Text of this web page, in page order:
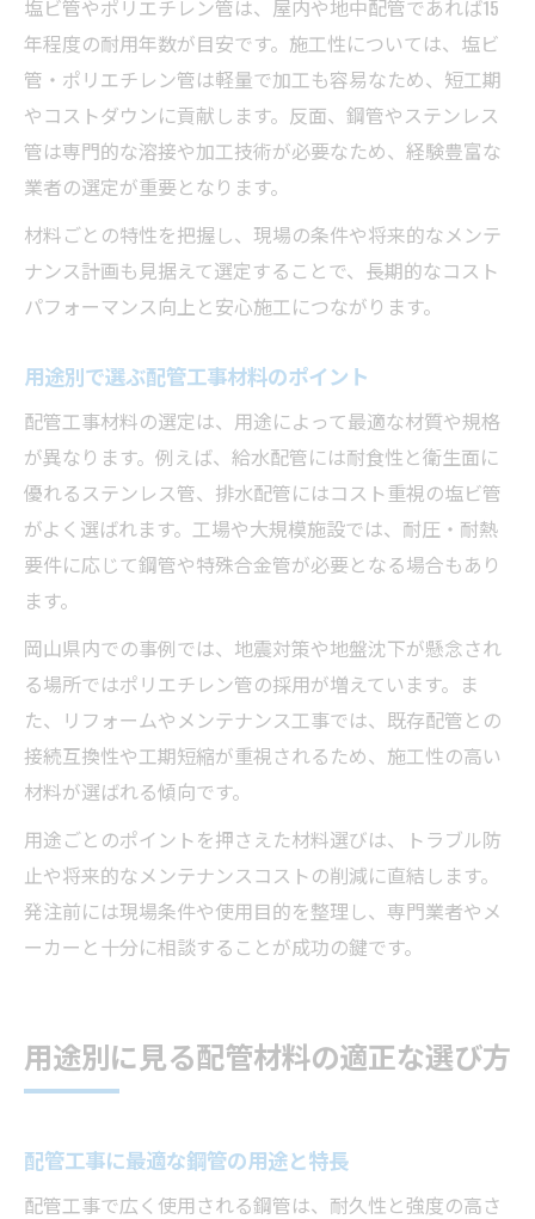
塩ビ管やポリエチレン管は、屋内や地中配管であれば15
年程度の耐用年数が目安です。施工性については、塩ビ
管・ポリエチレン管は軽量で加工も容易なため、短工期
やコストダウンに貢献します。反面、鋼管やステンレス
管は専門的な溶接や加工技術が必要なため、経験豊富な
業者の選定が重要となります。
材料ごとの特性を把握し、現場の条件や将来的なメンテ
ナンス計画も見据えて選定することで、長期的なコスト
パフォーマンス向上と安心施工につながります。
用途別で選ぶ配管工事材料のポイント
配管工事材料の選定は、用途によって最適な材質や規格
が異なります。例えば、給水配管には耐食性と衛生面に
優れるステンレス管、排水配管にはコスト重視の塩ビ管
がよく選ばれます。工場や大規模施設では、耐圧・耐熱
要件に応じて鋼管や特殊合金管が必要となる場合もあり
ます。
岡山県内での事例では、地震対策や地盤沈下が懸念され
る場所ではポリエチレン管の採用が増えています。ま
た、リフォームやメンテナンス工事では、既存配管との
接続互換性や工期短縮が重視されるため、施工性の高い
材料が選ばれる傾向です。
用途ごとのポイントを押さえた材料選びは、トラブル防
止や将来的なメンテナンスコストの削減に直結します。
発注前には現場条件や使用目的を整理し、専門業者やメ
ーカーと十分に相談することが成功の鍵です。
用途別に見る配管材料の適正な選び方
配管工事に最適な鋼管の用途と特長
配管工事で広く使用される鋼管は、耐久性と強度の高さ